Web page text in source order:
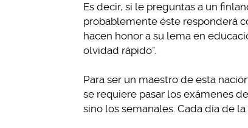
Es decir, si le preguntas a un
probablemente éste responderá
hacen honor a su lema en
olvidad rápido”.
Para ser un maestro de esta
se requiere pasar los exámenes
sino los semanales. Cada día de